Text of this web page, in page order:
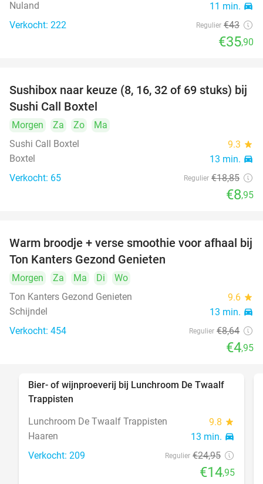
Nuland 11 min. directions_car
Verkocht: 222 Regulier €43
€35,90
53%
Sushibox naar keuze (8, 16, 32 of 69 stuks) bij
Sushi Call Boxtel
Morgen Za Zo
Ma
Sushi Call Boxtel
9.3 star
Boxtel 13 min. directions_car
Verkocht: 65 Regulier €18,85
€8,95
43%
Warm broodje + verse smoothie voor afhaal bij
Ton Kanters Gezond Genieten
Morgen Za Ma Di
Wo
Ton Kanters Gezond Genieten
9.6 star
Schijndel 13 min. directions_car
Verkocht: 454 Regulier €8,64
€4,95
40%
Bier- of wijnproeverij bij Lunchroom De Twaalf
Trappisten
Lunchroom De Twaalf Trappisten
9.8 star
Haaren 13 min. directions_car
Verkocht: 209 Regulier €24,95
€14,95